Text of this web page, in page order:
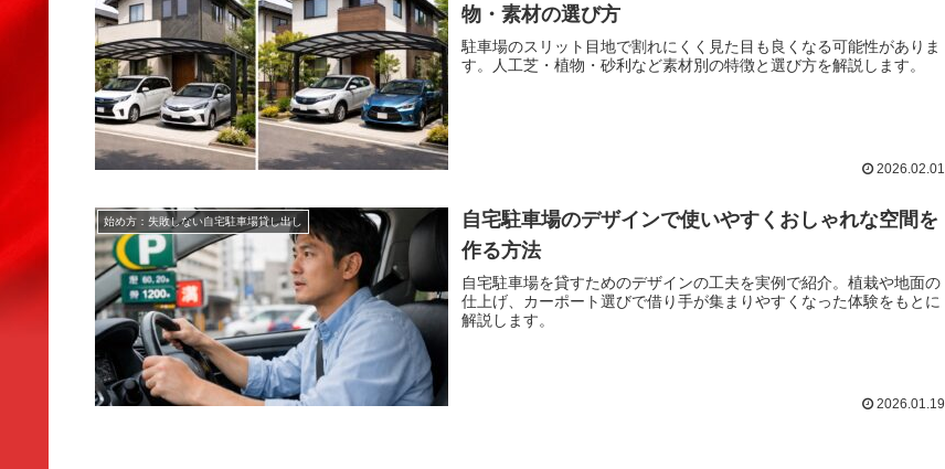
物・素材の選び方
駐車場のスリット目地で割れにくく見た目も良くなる可能性がありま
す。人工芝・植物・砂利など素材別の特徴と選び方を解説します。
2026.02.01
始め方：失敗しない自宅駐車場貸し出し
自宅駐車場のデザインで使いやすくおしゃれな空間を
作る方法
自宅駐車場を貸すためのデザインの工夫を実例で紹介。植栽や地面の
仕上げ、カーポート選びで借り手が集まりやすくなった体験をもとに
解説します。
2026.01.19